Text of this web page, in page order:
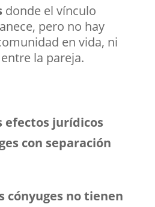
donde el vínculo
pero no hay
en vida, ni
la pareja.
efectos jurídicos
con separación
cónyuges no tienen